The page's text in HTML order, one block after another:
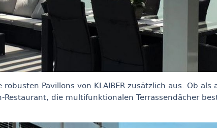
Pavillons von KLAIBER zusätzlich aus. Ob als
die multifunktionalen Terrassendächer